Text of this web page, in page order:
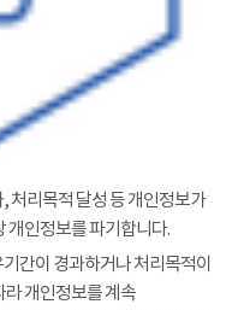
처리목적 달성 등 개인정보가
개인정보를 파기합니다.
간이 경과하거나 처리목적이
라 개인정보를 계속